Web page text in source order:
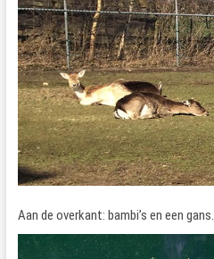
Aan de overkant: bambi’s en een gans.